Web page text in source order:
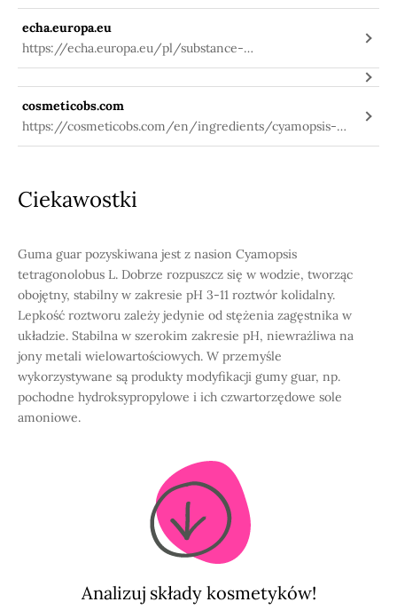
tetragonoloba-guar-gum
echa.europa.eu
https://echa.europa.eu/pl/substance-
information/-/substanceinfo/100.029.567
cosmeticobs.com
https://cosmeticobs.com/en/ingredients/cyamopsis-
tetragonoloba-gum-1142
Ciekawostki
Guma guar pozyskiwana jest z nasion Cyamopsis
tetragonolobus L. Dobrze rozpuszcz się w wodzie, tworząc
obojętny, stabilny w zakresie pH 3-11 roztwór kolidalny.
Lepkość roztworu zależy jedynie od stężenia zagęstnika w
układzie. Stabilna w szerokim zakresie pH, niewrażliwa na
jony metali wielowartościowych. W przemyśle
wykorzystywane są produkty modyfikacji gumy guar, np.
pochodne hydroksypropylowe i ich czwartorzędowe sole
amoniowe.
Analizuj składy kosmetyków!